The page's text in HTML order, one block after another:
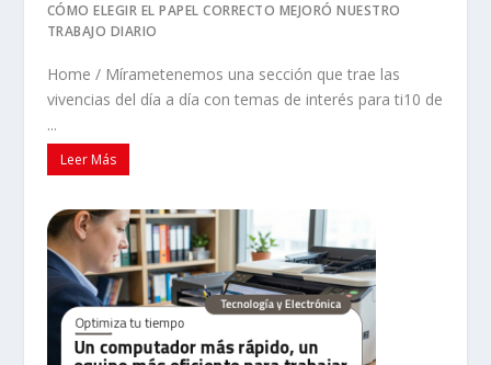
CÓMO ELEGIR EL PAPEL CORRECTO MEJORÓ NUESTRO
TRABAJO DIARIO
Home / Mírametenemos una sección que trae las
vivencias del día a día con temas de interés para ti10 de
...
Leer Más